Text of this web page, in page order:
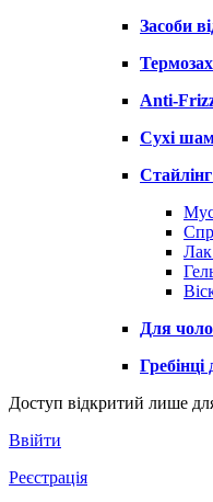
Засоби
Anti-
Сухі
Лак
Для
Доступ відкритий лише
Ввійти
Реєстрація